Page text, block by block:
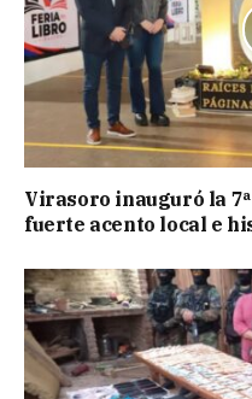
Virasoro inauguró la
fuerte acento local e